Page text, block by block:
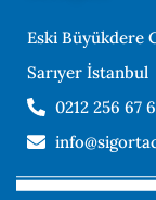
Eski Büyükdere
Sarıyer İstanbul
0212 256 67